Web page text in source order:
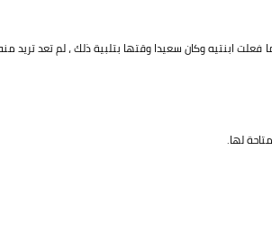
ابنتيه وكان سعيدا وقتها بتلبية ذلك ، لم تعد تريد
لها.